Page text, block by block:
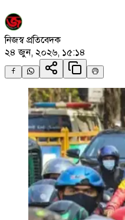
নিজস্ব প্রতিবেদক
২৪ জুন, ২০২৬, ১৫:১৪